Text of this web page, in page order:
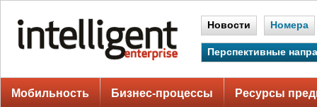
Новости Номера
Перспективные
Мобильность Бизнес-процессы Ресурсы